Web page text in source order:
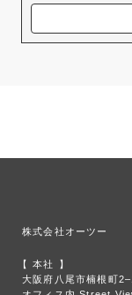
株式会社オーツー
本社
大阪府八尾市楠根町